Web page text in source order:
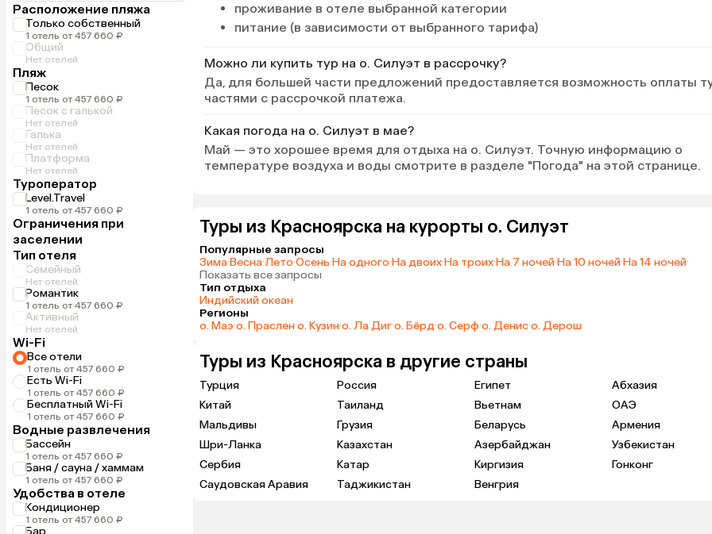
Расположение пляжа
Только собственный
1 отель от 457 660 ₽
Общий
Нет отелей
Пляж
Песок
1 отель от 457 660 ₽
Песок с галькой
Нет отелей
Галька
Нет отелей
Платформа
Нет отелей
Туроператор
Level.Travel
1 отель от 457 660 ₽
Ограничения при
заселении
Тип отеля
Семейный
Нет отелей
Романтик
1 отель от 457 660 ₽
Активный
Нет отелей
Wi-Fi
Все отели
1 отель от 457 660 ₽
Есть Wi-Fi
1 отель от 457 660 ₽
Бесплатный Wi-Fi
1 отель от 457 660 ₽
Водные развлечения
Бассейн
1 отель от 457 660 ₽
Баня / сауна / хаммам
1 отель от 457 660 ₽
Удобства в отеле
Кондиционер
1 отель от 457 660 ₽
Бар
проживание в отеле выбранной категории
питание (в зависимости от выбранного тарифа)
Можно ли купить тур на о. Силуэт в рассрочку?
Да, для большей части предложений предоставляется возможность оплаты
частями с рассрочкой платежа.
Какая погода на о. Силуэт в мае?
Май — это хорошее время для отдыха на о. Силуэт. Точную информацию о
температуре воздуха и воды смотрите в разделе "Погода" на этой странице.
Туры из Красноярска на курорты о. Силуэт
Популярные запросы
Зима·Весна·Лето·Осень·На одного·На двоих·На троих·На 7 ночей·На 10 ночей·На 14 ночей·
Показать все запросы
Тип отдыха
Индийский океан
Регионы
о. Маэ·о. Праслен·о. Кузин·о. Ла Диг·о. Бёрд·о. Серф·о. Денис·о. Дерош
Туры из Красноярска в другие страны
Турция Россия Египет
Абхазия
Китай
Таиланд Вьетнам
ОАЭ
Мальдивы
Грузия Беларусь
Армения
Шри-Ланка
Казахстан Азербайджан
Узбекистан
Сербия
Катар Киргизия
Гонконг
Саудовская Аравия
Таджикистан Венгрия